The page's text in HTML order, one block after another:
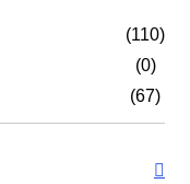
(110)
(0)
(67)